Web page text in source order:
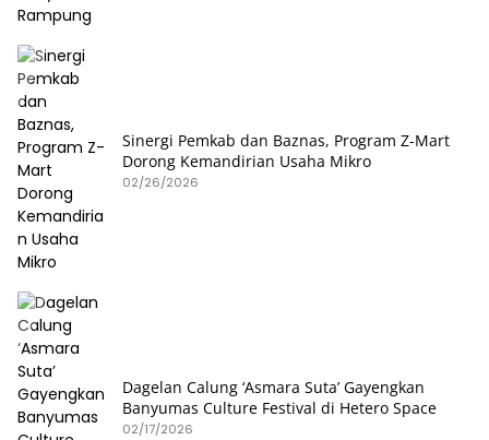
Sinergi Pemkab dan Baznas, Program Z-Mart
Dorong Kemandirian Usaha Mikro
02/26/2026
Dagelan Calung ‘Asmara Suta’ Gayengkan
Banyumas Culture Festival di Hetero Space
02/17/2026